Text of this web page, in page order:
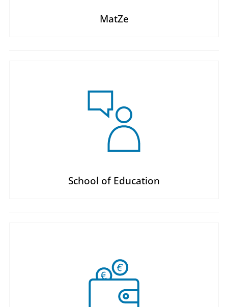
MatZe
School of Education